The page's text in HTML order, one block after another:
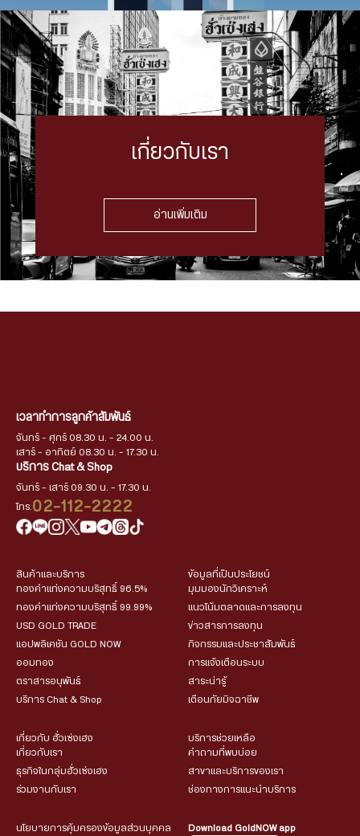
เกี่ยวกับเรา
อ่านเพิ่มเติม
เวลาทำการลูกค้าสัมพันธ์
จันทร์ - ศุกร์ 08.30 น. - 24.00 น.
เสาร์ - อาทิตย์ 08.30 น. - 17.30 น.
บริการ Chat & Shop
จันทร์ - เสาร์ 09.30 น. - 17.30 น.
โทร. 02-112-2222
สินค้าและบริการ
ทองคำแท่งความบริสุทธิ์ 96.5%
ทองคำแท่งความบริสุทธิ์ 99.99%
USD GOLD TRADE
แอปพลิเคชัน GOLD NOW
ออมทอง
ตราสารอนุพันธ์
บริการ Chat & Shop
ข้อมูลที่เป็นประโยชน์
มุมมองนักวิเคราะห์
แนวโน้มตลาดและการลงทุน
ข่าวสารการลงทุน
กิจกรรมและประชาสัมพันธ์
การแจ้งเตือนระบบ
สาระน่ารู้
เตือนภัยมิจฉาชีพ
เกี่ยวกับ ฮั่วเซ่งเฮง
เกี่ยวกับเรา
ธุรกิจในกลุ่มฮั่วเซ่งเฮง
ร่วมงานกับเรา
บริการช่วยเหลือ
คำถามที่พบบ่อย
สาขาและบริการของเรา
ช่องทางการแนะนำบริการ
นโยบายการคุ้มครองข้อมูลส่วนบุคคล Download GoldNOW app